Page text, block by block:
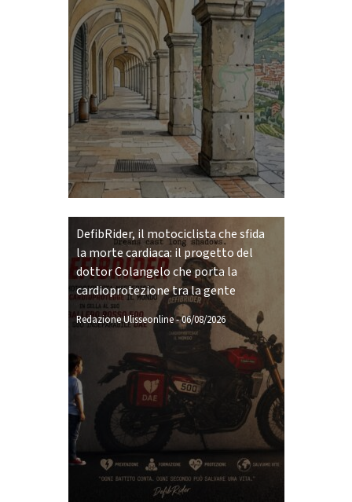
DefibRider, il motociclista che sfida
la morte cardiaca: il progetto del
dottor Colangelo che porta la
cardioprotezione tra la gente
Redazione Ulisseonline-06/08/2026